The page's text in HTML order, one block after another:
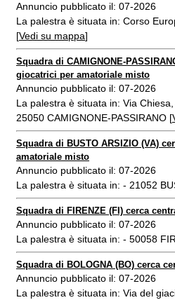
Annuncio pubblicato il: 07-2026
La palestra è situata in: Corso
[Vedi su mappa]
Squadra di CAMIGNONE-
giocatrici per amatoriale misto
Annuncio pubblicato il: 07-2026
La palestra è situata in: Via
25050 CAMIGNONE-PASSIRANO [
Squadra di BUSTO ARSIZIO (VA)
amatoriale misto
Annuncio pubblicato il: 07-2026
La palestra è situata in: - 21052
Squadra di FIRENZE (FI) cerca
Annuncio pubblicato il: 07-2026
La palestra è situata in: - 50058
Squadra di BOLOGNA (BO) cerca
Annuncio pubblicato il: 07-2026
La palestra è situata in: Via del